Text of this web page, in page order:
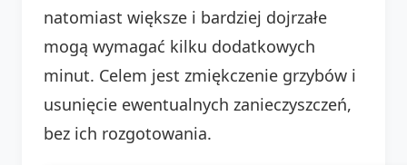
natomiast większe i bardziej dojrzałe
mogą wymagać kilku dodatkowych
minut. Celem jest zmiękczenie grzybów i
usunięcie ewentualnych zanieczyszczeń,
bez ich rozgotowania.